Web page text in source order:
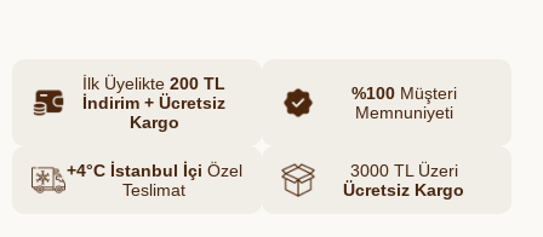
vazgeçilmez bir lezzet haline gelecek.
İlk Üyelikte 200 TL
İndirim + Ücretsiz
Kargo
%100Müşteri
Memnuniyeti
+4°C İstanbul İçi Özel
Teslimat
3000 TL Üzeri
Ücretsiz Kargo